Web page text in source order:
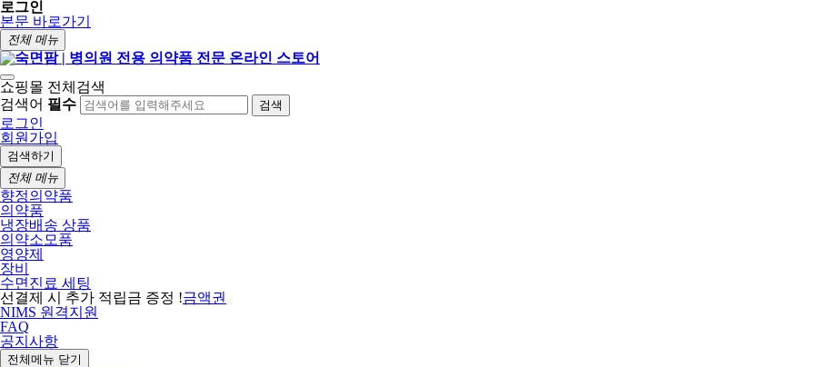
로그인
본문 바로가기
전체 메뉴
쇼핑몰 전체검색
검색어 필수 검색
로그인
회원가입
검색하기
전체 메뉴
향정의약품
의약품
냉장배송 상품
의약소모품
영양제
장비
수면진료 세팅
선결제 시 추가 적립금 증정 !금액권
NIMS 원격지원
FAQ
공지사항
전체메뉴 닫기